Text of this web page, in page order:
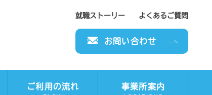
就職ストーリー よくあるご質問
お問い合わせ
ご利用の流れ 事業所案内